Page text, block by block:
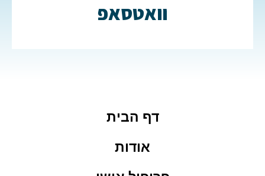
וואטסאפ
דף הבית
אודות